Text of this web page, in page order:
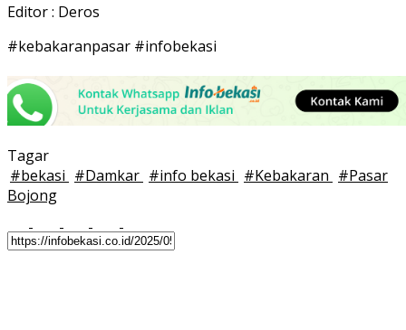
Editor : Deros
#kebakaranpasar #infobekasi
Tagar
#bekasi #Damkar #info bekasi #Kebakaran #Pasar
Bojong